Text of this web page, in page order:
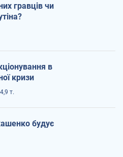
гравців чи
в
кризи
т.
будує